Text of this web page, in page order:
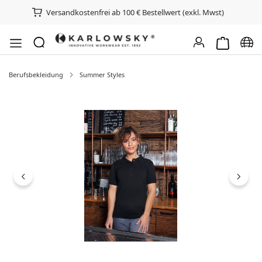
Versandkostenfrei ab 100 € Bestellwert (exkl. Mwst)
Berufsbekleidung Summer Styles
Bildergalerie überspringen